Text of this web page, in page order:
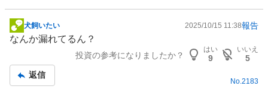
掲
示
事
犬飼いたい 2025/10/15 11:38報告
なんか漏れてるん？
投資の参考になりましたか？
はい
9
いいえ
5
返信
No. 2183